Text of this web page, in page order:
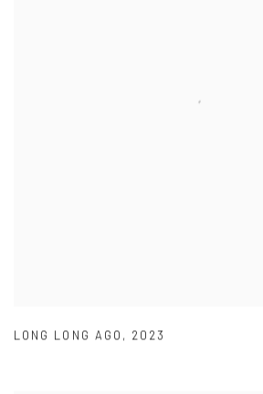
LONG LONG AGO , 2023